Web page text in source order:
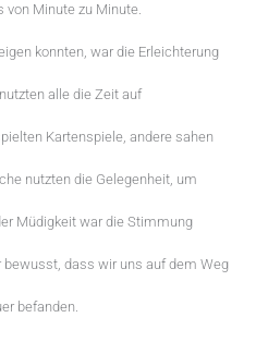
Minute zu Minute.
konnten, war die Erleichterung
alle die Zeit auf
Kartenspiele, andere sahen
nutzten die Gelegenheit, um
Müdigkeit war die Stimmung
dass wir uns auf dem Weg
befanden.